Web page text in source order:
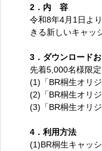
2．内 容
令和8年4月1日よ
きる新しいキャッ
3．ダウンロード
先着5,000名様限
(1)「BR桐生オリ
(2)「BR桐生オリ
(3)「BR桐生オリ
4．利用方法
(1)BR桐生キャッ